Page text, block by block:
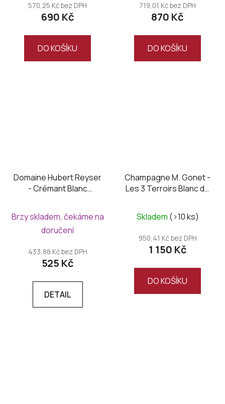
570,25 Kč bez DPH
690 Kč
DO KOŠÍKU
719,01 Kč bez DPH
870 Kč
DO KOŠÍKU
Domaine Hubert Reyser
- Crémant Blanc
Brzy skladem, čekáme na
doručení
433,88 Kč bez DPH
525 Kč
DETAIL
Champagne M. Gonet -
Les 3 Terroirs Blanc de
Skladem (>10 ks)
950,41 Kč bez DPH
1 150 Kč
DO KOŠÍKU